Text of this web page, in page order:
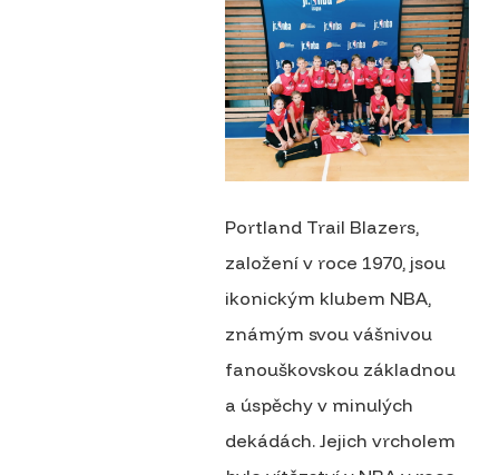
Portland Trail Blazers,
založení v roce 1970, jsou
ikonickým klubem NBA,
známým svou vášnivou
fanouškovskou základnou
a úspěchy v minulých
dekádách. Jejich vrcholem